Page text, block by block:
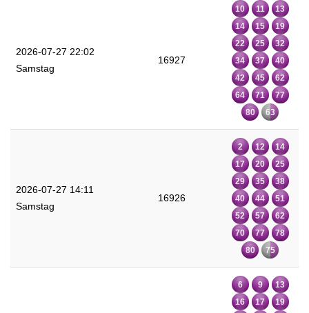
2026-07-27 22:02
Samstag
16927
10 11
13
14
15
19
22
25
32
34
37
40
42
45
62
64
71
77
80
63
2026-07-27 14:11
Samstag
16926
2 12
14
17
20
25
29
35
38
40
44
51
52
57
62
70
77
78
80
75
6 9
13
16
17
19